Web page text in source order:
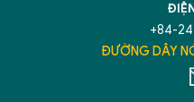
+84-24
ĐƯỜNG DÂY